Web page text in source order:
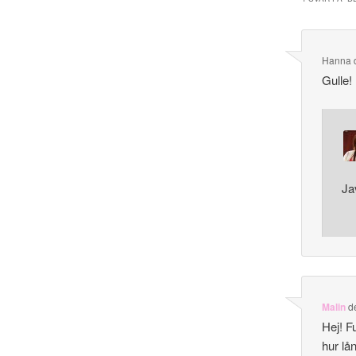
Hanna
Malin
Hej!
hur